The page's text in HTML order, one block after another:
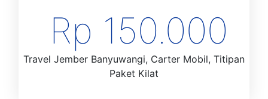
Rp 150.000
Travel Jember Banyuwangi, Carter Mobil, Titipan
Paket Kilat